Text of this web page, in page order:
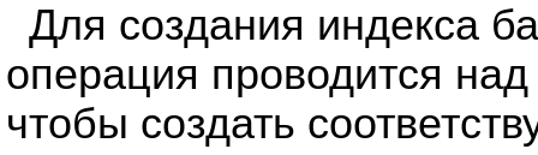
Для создания индекса
операция проводится
чтобы создать